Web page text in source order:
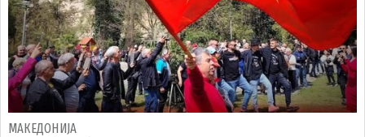
МАКЕДОНИЈА